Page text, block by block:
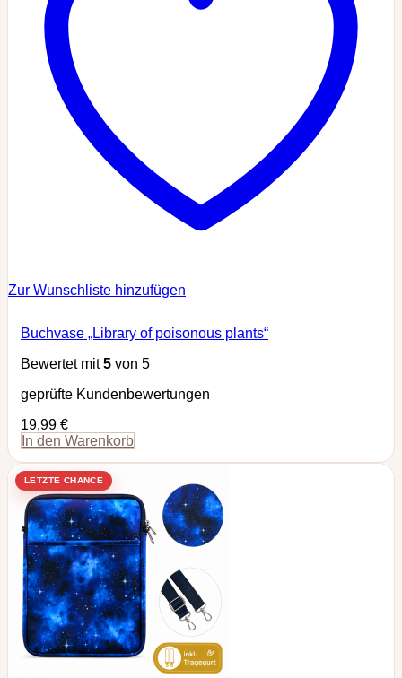
Zur Wunschliste hinzufügen
Buchvase „Library of poisonous plants“
Bewertet mit5 von 5
geprüfte Kundenbewertungen
19,99 €
In den Warenkorb
LETZTE CHANCE